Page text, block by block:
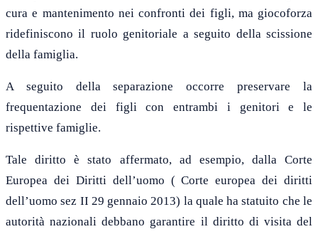
cura e mantenimento nei confronti dei figli, ma giocoforza
ridefiniscono il ruolo genitoriale a seguito della scissione
della famiglia.
A seguito della separazione occorre preservare la
frequentazione dei figli con entrambi i genitori e le
rispettive famiglie.
Tale diritto è stato affermato, ad esempio, dalla Corte
Europea dei Diritti dell’uomo ( Corte europea dei diritti
dell’uomo sez II 29 gennaio 2013) la quale ha statuito che le
autorità nazionali debbano garantire il diritto di visita del